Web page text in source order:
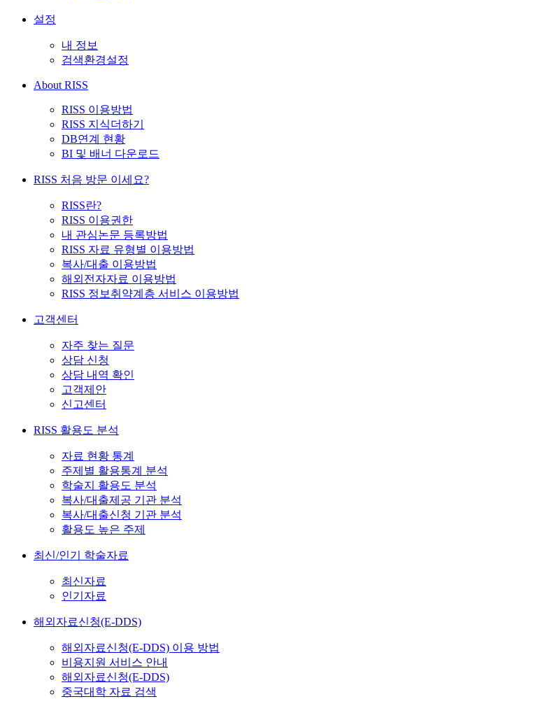
설정
내 정보
검색환경설정
About RISS
RISS 이용방법
RISS 지식더하기
DB연계 현황
BI 및 배너 다운로드
RISS 처음 방문 이세요?
RISS란?
RISS 이용권한
내 관심논문 등록방법
RISS 자료 유형별 이용방법
복사/대출 이용방법
해외전자자료 이용방법
RISS 정보취약계층 서비스 이용방법
고객센터
자주 찾는 질문
상담 신청
상담 내역 확인
고객제안
신고센터
RISS 활용도 분석
자료 현황 통계
주제별 활용통계 분석
학술지 활용도 분석
복사/대출제공 기관 분석
복사/대출신청 기관 분석
활용도 높은 주제
최신/인기 학술자료
최신자료
인기자료
해외자료신청(E-DDS)
해외자료신청(E-DDS) 이용 방법
비용지원 서비스 안내
해외자료신청(E-DDS)
중국대학 자료 검색